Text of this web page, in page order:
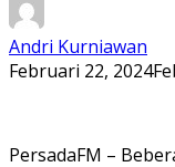
Andri Kurniawan
Februari 22, 2024
PersadaFM –